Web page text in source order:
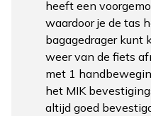
heeft een
waardoor je de tas
bagagedrager kunt
weer van de fiets
met 1
het MIK
altijd goed